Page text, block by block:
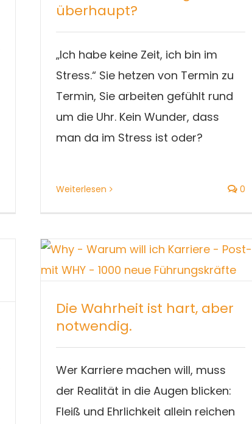
überhaupt?
„Ich habe keine Zeit, ich bin im
Stress.“ Sie hetzen von Termin zu
Termin, Sie arbeiten gefühlt rund
um die Uhr. Kein Wunder, dass
man da im Stress ist oder?
Weiterlesen 0
Die Wahrheit ist hart, aber
notwendig.
Wer Karriere machen will, muss
der Realität in die Augen blicken:
Fleiß und Ehrlichkeit allein reichen